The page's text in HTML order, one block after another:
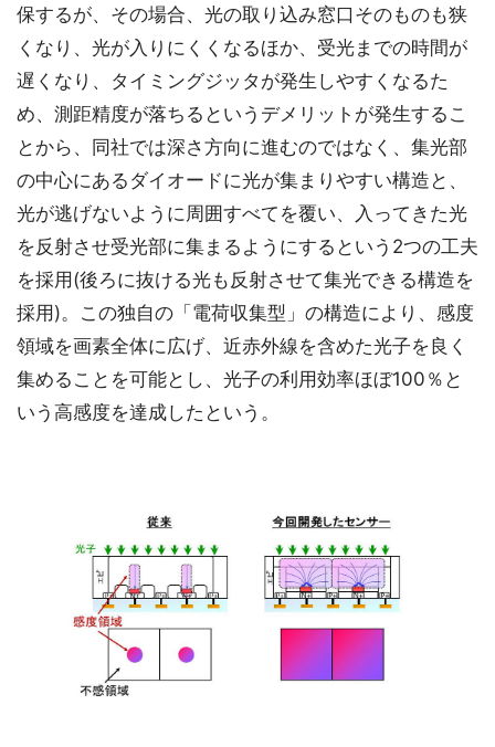
保するが、その場合、光の取り込み窓口そのものも狭
くなり、光が入りにくくなるほか、受光までの時間が
遅くなり、タイミングジッタが発生しやすくなるた
め、測距精度が落ちるというデメリットが発生するこ
とから、同社では深さ方向に進むのではなく、集光部
の中心にあるダイオードに光が集まりやすい構造と、
光が逃げないように周囲すべてを覆い、入ってきた光
を反射させ受光部に集まるようにするという2つの工夫
を採用(後ろに抜ける光も反射させて集光できる構造を
採用)。この独自の「電荷収集型」の構造により、感度
領域を画素全体に広げ、近赤外線を含めた光子を良く
集めることを可能とし、光子の利用効率ほぼ100％と
いう高感度を達成したという。